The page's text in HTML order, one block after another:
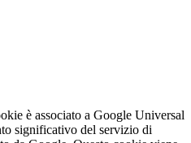
è associato a Google Universal
significativo del servizio di